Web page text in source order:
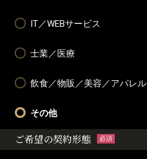
IT／WEBサービス
士業／医療
飲食／物販／美容／アパレル
その他
ご希望の契約形態 必須